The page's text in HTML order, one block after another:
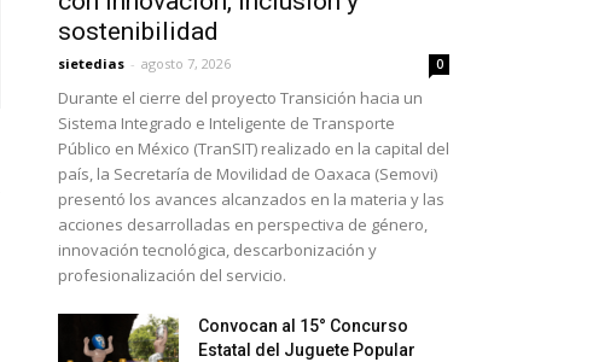
sostenibilidad
sietedias - agosto 7, 2026 0
Durante el cierre del proyecto Transición hacia un
Sistema Integrado e Inteligente de Transporte
Público en México (TranSIT) realizado en la capital del
país, la Secretaría de Movilidad de Oaxaca (Semovi)
presentó los avances alcanzados en la materia y las
acciones desarrolladas en perspectiva de género,
innovación tecnológica, descarbonización y
profesionalización del servicio.
Convocan al 15° Concurso
Estatal del Juguete Popular